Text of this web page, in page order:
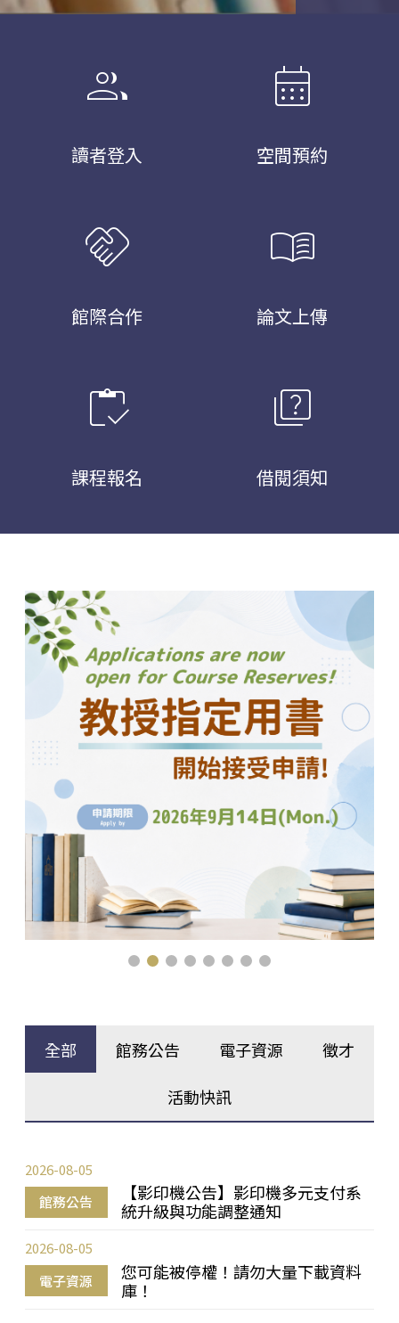
group
讀者登入
calendar_month
空間預約
handshake
館際合作
menu_book
論文上傳
inventory
課程報名
quiz
借閱須知
全部 館務公告 電子資源 徵才
活動快訊
館務公告
【影印機公告】影印機多元支付系
統升級與功能調整通知
2026-08-05
電子資源
您可能被停權！請勿大量下載資料
庫！
2026-08-05